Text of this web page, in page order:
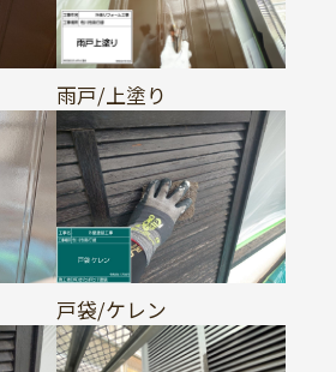
雨戸/上塗り
戸袋/ケレン